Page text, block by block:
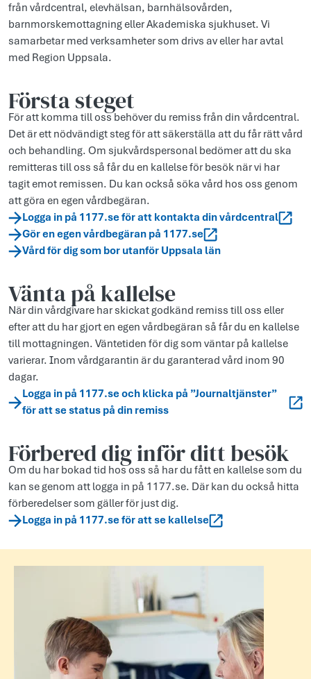
från vårdcentral, elevhälsan, barnhälsovården,
barnmorskemottagning eller Akademiska sjukhuset. Vi
samarbetar med verksamheter som drivs av eller har avtal
med Region Uppsala.
Första steget
För att komma till oss behöver du remiss från din vårdcentral.
Det är ett nödvändigt steg för att säkerställa att du får rätt vård
och behandling. Om sjukvårdspersonal bedömer att du ska
remitteras till oss så får du en kallelse för besök när vi har
tagit emot remissen. Du kan också söka vård hos oss genom
att göra en egen vårdbegäran.
Logga in på 1177.se för att kontakta din vårdcentral
Gör en egen vårdbegäran på 1177.se
Vård för dig som bor utanför Uppsala län
Vänta på kallelse
När din vårdgivare har skickat godkänd remiss till oss eller
efter att du har gjort en egen vårdbegäran så får du en kallelse
till mottagningen. Väntetiden för dig som väntar på kallelse
varierar. Inom vårdgarantin är du garanterad vård inom 90
dagar.
Logga in på 1177.se och klicka på ”Journaltjänster”
för att se status på din remiss
Förbered dig inför ditt besök
Om du har bokad tid hos oss så har du fått en kallelse som du
kan se genom att logga in på 1177.se. Där kan du också hitta
förberedelser som gäller för just dig.
Logga in på 1177.se för att se kallelse